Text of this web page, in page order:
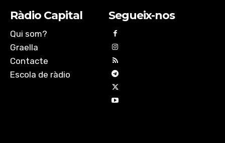
Ràdio Capital
Qui som?
Graella
Contacte
Escola de ràdio
Segueix-nos